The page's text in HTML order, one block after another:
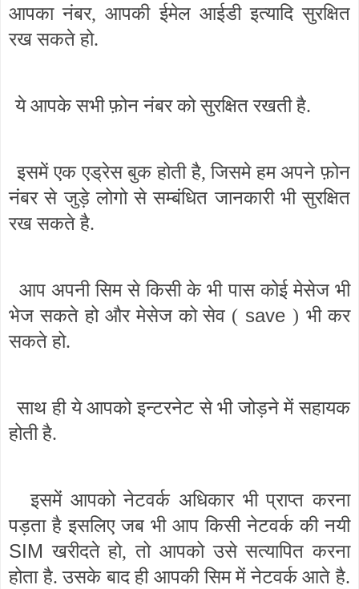
आपका नंबर, आपकी ईमेल आईडी इत्यादि सुरक्षित
रख सकते हो.
ये आपके सभी फ़ोन नंबर को सुरक्षित रखती है.
इसमें एक एड्रेस बुक होती है, जिसमे हम अपने फ़ोन
नंबर से जुड़े लोगो से सम्बंधित जानकारी भी सुरक्षित
रख सकते है.
आप अपनी सिम से किसी के भी पास कोई मेसेज भी
भेज सकते हो और मेसेज को सेव ( save) भी कर
सकते हो.
साथ ही ये आपको इन्टरनेट से भी जोड़ने में सहायक
होती है.
इसमें आपको नेटवर्क अधिकार भी प्राप्त करना
पड़ता है इसलिए जब भी आप किसी नेटवर्क की नयी
SIM खरीदते हो, तो आपको उसे सत्यापित करना
होता है. उसके बाद ही आपकी सिम में नेटवर्क आते है.